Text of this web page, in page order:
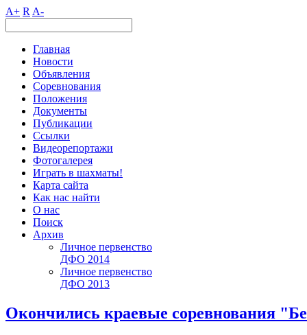
A+ R A-
Главная
Новости
Объявления
Соревнования
Положения
Документы
Публикации
Ссылки
Видеорепортажи
Фотогалерея
Играть в шахматы!
Карта сайта
Как нас найти
О нас
Поиск
Архив
Личное первенство
ДФО 2014
Личное первенство
ДФО 2013
Окончились краевые соревнования